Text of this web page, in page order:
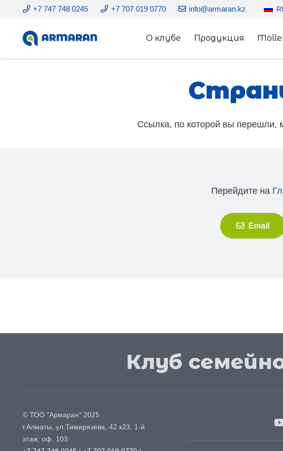
+7 747 748 0245 +7 707 019 0770 info@armaran.kz
О клубе Продукция
Ссылка, по которой вы перешли,
Перейдите на
Email
Клуб
© ТОО "Армаран" 2025
г.Алматы, ул.Тимирязева, 42 к23, 1-й
этаж, оф. 103